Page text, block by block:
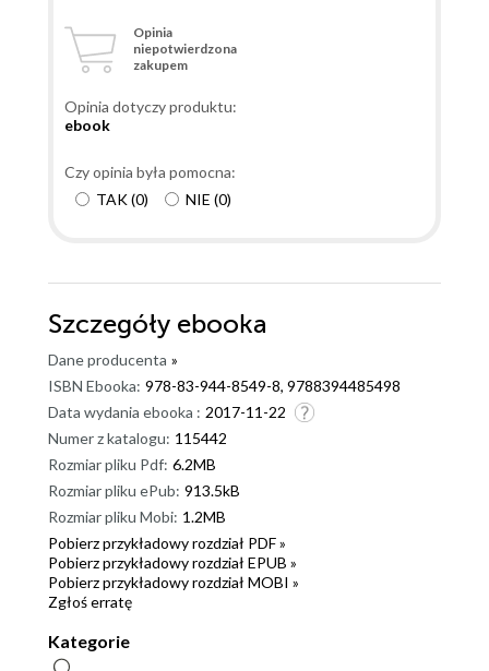
jednak i tutaj nie dzieje się dobrze, a dziewczyna tak
naprawdę wpada z deszczu pod rynnę... Spotkanie z
tęsknoty i uczucia, których się nie spodziewała. Sama
dziwnego zachowania brata, a na jaw zaczynają
wychodzić makabryczne tajemnice związane ze
prawdziwej miłości, która nie zawsze ma prawo bytu.
To opowieść o tym, co najważniejsze i najcenniejsze
w naszym życiu, a zarazem wskazówka jak bardzo
ważne jest słuchanie siebie i spełnianie swoich
marzeń. Odnajdziemy w tej powieści także dużo
dobra, bo tak jak w życiu... wystarczy w swoim
otoczeniu odnaleźć człowieka, który poda nam
pomocną dłoń i nie zostawi w najgorszym momencie
życia. Autorka zaserwowała czytelnikowi cały
wachlarz emocji i jestem pod ogromnym wrażeniem
tej historii. Dawno już tak bardzo nie byłam
poruszona, a świadomość tego, że taka sytuacja może
przydarzyć się każdemu z nas, dość mocno wpłynęła
Opinia
niepotwierdzona
zakupem
Opinia dotyczy produktu:
ebook
Czy opinia była pomocna:
TAK(0) NIE (0)
Szczegóły ebooka
Dane producenta »
ISBN Ebooka: 978-83-944-8549-8, 9788394485498
Data wydania ebooka : 2017-11-22
Numer z katalogu: 115442
Rozmiar pliku Pdf: 6.2MB
Rozmiar pliku ePub: 913.5kB
Rozmiar pliku Mobi: 1.2MB
Pobierz przykładowy rozdział PDF »
Pobierz przykładowy rozdział EPUB »
Pobierz przykładowy rozdział MOBI »
Zgłoś erratę
Kategorie